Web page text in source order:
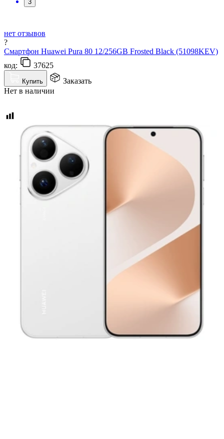
3
нет отзывов
?
Смартфон Huawei Pura 80 12/256GB Frosted Black (51098KEV)
код:
37625
Купить
Заказать
Нет в наличии